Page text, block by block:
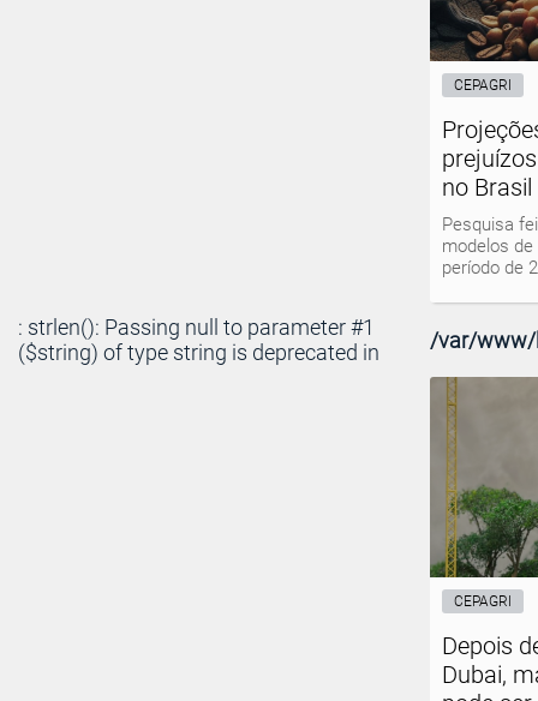
CEPAGRI
no Brasil
Pesquisa
modelos
período de
: strlen(): Passing null to parameter #1
($string) of type string is deprecated in
/var/www/
CEPAGRI
Depois
Dubai,